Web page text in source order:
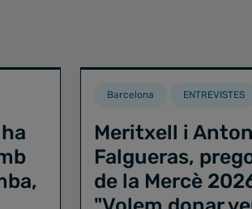
Barcelona ENTREVISTES
Meritxell i
Falgueras,
de la Mercè